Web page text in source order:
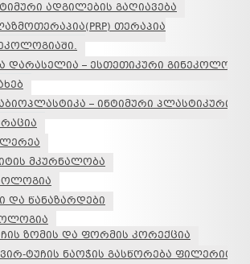
ადგილების გაღიავება
თერაპია
დარასელია – ესთეთიკური გინეკოლოგიის
– ინტიმური პლასტიკური
მკურნალობა
და წანაზარდები
ზომის და ფორმის კორექცია
ტუჩის ნაოჭის გასწორება ფილერით